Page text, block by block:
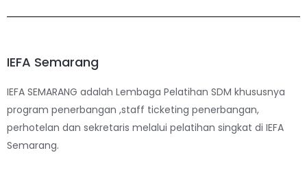
IEFA Semarang
IEFA SEMARANG adalah Lembaga Pelatihan SDM khususnya
program penerbangan ,staff ticketing penerbangan,
perhotelan dan sekretaris melalui pelatihan singkat di IEFA
Semarang.